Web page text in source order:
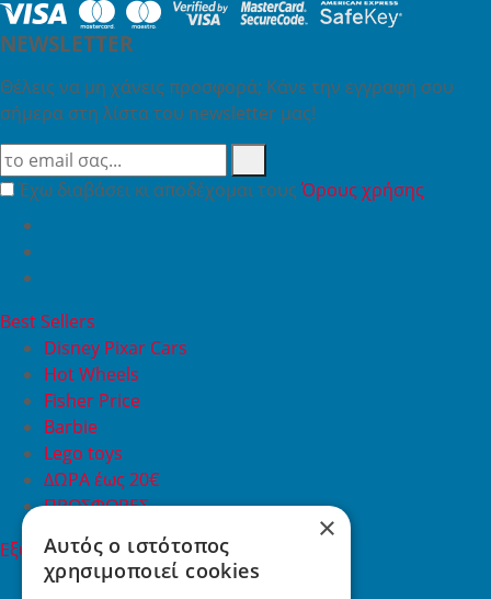
NEWSLETTER
Θέλεις να μη χάνεις προσφορά; Κάνε την εγγραφή σου
σήμερα στη λίστα του newsletter μας!
Έχω διαβάσει κι αποδέχομαι τουςΌρους χρήσης
Best Sellers
Disney Pixar Cars
Hot Wheels
Fisher Price
Barbie
Lego toys
ΔΩΡΑ έως 20€
ΠΡΟΣΦΟΡΕΣ
Εξυπηρέτηση Πελατών
Εξυπηρέτηση πελατών
×
Αυτός ο ιστότοπος
χρησιμοποιεί cookies